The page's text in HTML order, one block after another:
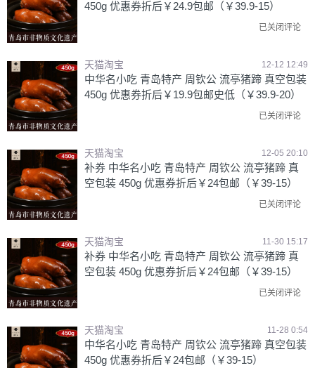
450g 优惠券折后￥24.9包邮（￥39.9-15）
已关闭评论
天猫淘宝 12-12 12:49
中华名小吃 青岛特产 周钦公 流亭猪蹄 真空包装
450g 优惠券折后￥19.9包邮史低（￥39.9-20）
已关闭评论
天猫淘宝 12-05 20:10
补券 中华名小吃 青岛特产 周钦公 流亭猪蹄 真
空包装 450g 优惠券折后￥24包邮（￥39-15）
已关闭评论
天猫淘宝 11-30 15:17
补券 中华名小吃 青岛特产 周钦公 流亭猪蹄 真
空包装 450g 优惠券折后￥24包邮（￥39-15）
已关闭评论
天猫淘宝 11-28 0:54
中华名小吃 青岛特产 周钦公 流亭猪蹄 真空包装
450g 优惠券折后￥24包邮（￥39-15）